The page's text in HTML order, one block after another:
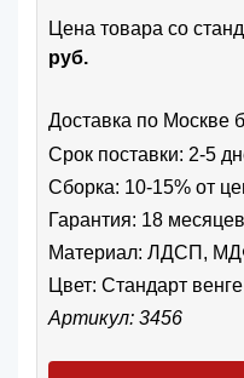
Цена товара cо
руб.
Доставка по Москве
Срок поставки: 2-5
Сборка: 10-15% от
Гарантия: 18 месяцев
Материал: ЛДСП,
Цвет: Стандарт
Артикул: 3456